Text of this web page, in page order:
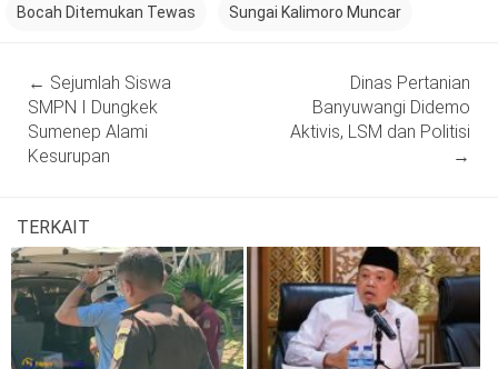
Bocah Ditemukan Tewas Sungai Kalimoro Muncar
navigation
← Sejumlah Siswa
SMPN I Dungkek
Sumenep Alami
Kesurupan
Dinas Pertanian
Banyuwangi Didemo
Aktivis, LSM dan Politisi
→
TERKAIT